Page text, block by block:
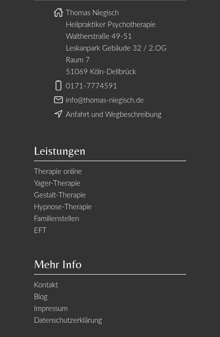
Thomas Niegisch
Heilpraktiker Psychotherapie
Waltherstraße 49-51
Leskanpark Gebäude 32 / 2.OG
Raum 7
51069 Köln-Dellbrück
0171-7774591
info@thomas-niegisch.de
Anfahrt und Wegbeschreibung
Leistungen
Therapie online
Yager-Therapie
Gestalt-Therapie
Hypnose-Therapie
Familienstellen
EFT
Mehr Info
Kontakt
Blog
Impressum
Datenschutzerklärung